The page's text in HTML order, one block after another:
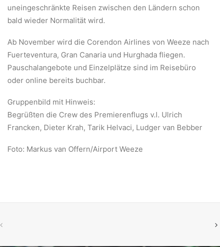
uneingeschränkte Reisen zwischen den Ländern schon
bald wieder Normalität wird.
Ab November wird die Corendon Airlines von Weeze nach
Fuerteventura, Gran Canaria und Hurghada fliegen.
Pauschalangebote und Einzelplätze sind im Reisebüro
oder online bereits buchbar.
Gruppenbild mit Hinweis:
Begrüßten die Crew des Premierenflugs v.l. Ulrich
Francken, Dieter Krah, Tarik Helvaci, Ludger van Bebber
Foto: Markus van Offern/Airport Weeze